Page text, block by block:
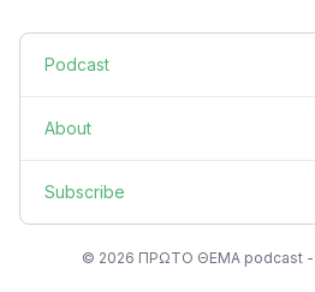
Podcast
About
Subscribe
© 2026 ΠΡΩΤΟ ΘΕΜΑ podcast -